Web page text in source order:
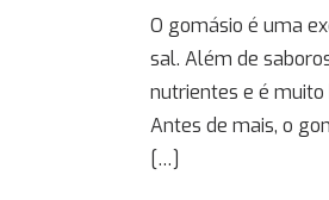
O gomásio é uma
sal. Além de
nutrientes e é muito
Antes de mais, o
[…]